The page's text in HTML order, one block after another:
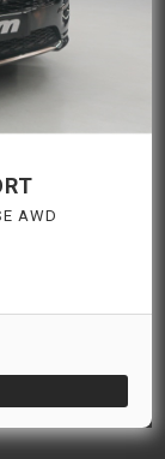
AWD